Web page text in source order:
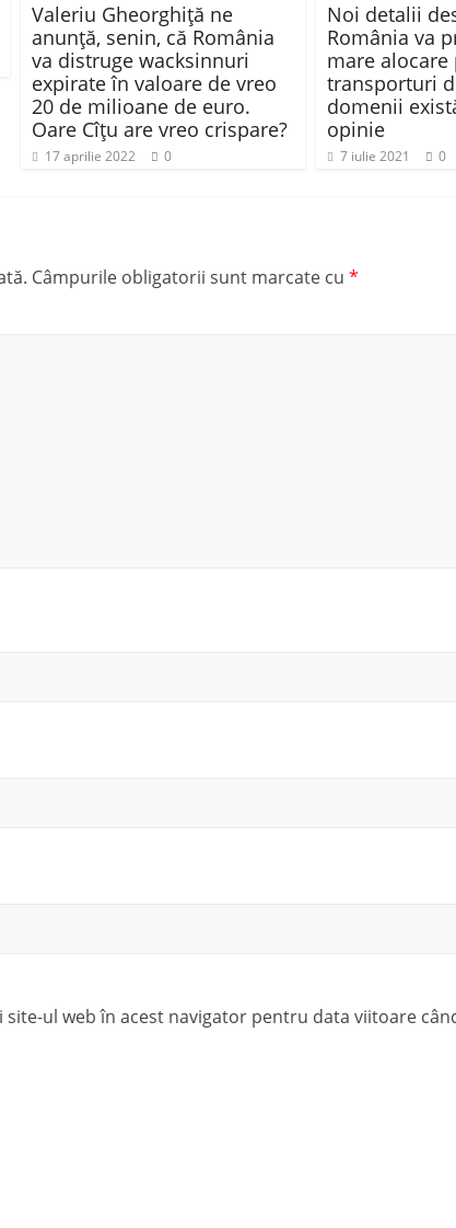
Valeriu Gheorghiță ne
anunță, senin, că România
va distruge wacksinnuri
expirate în valoare de vreo
20 de milioane de euro.
Oare Cîțu are vreo crispare?
17 aprilie 2022 0
Noi detalii
România va
mare alocare
transporturi
domenii
opinie
7 iulie 2021 0
Câmpurile obligatorii sunt marcate cu *
site-ul web în acest navigator pentru data viitoare